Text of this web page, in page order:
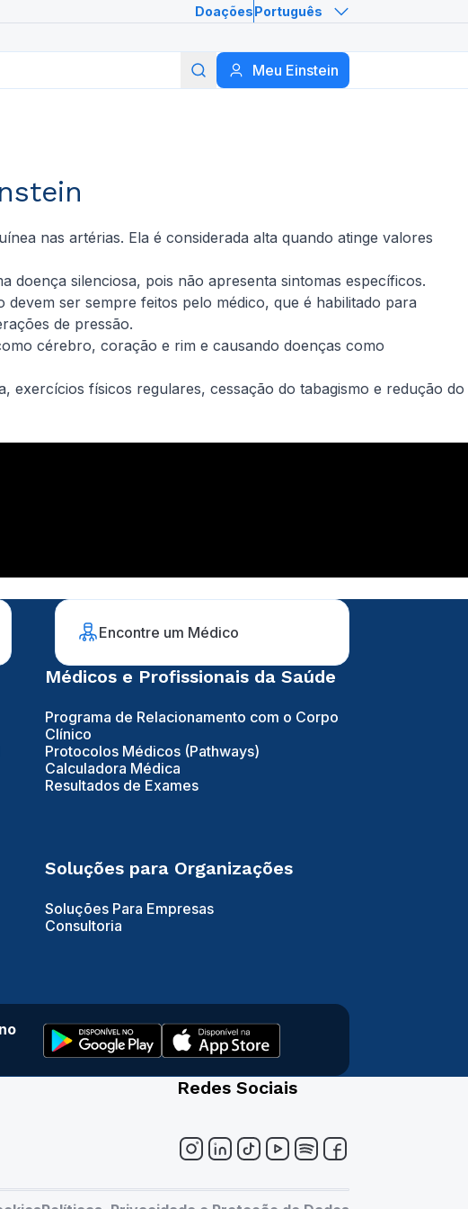
DoaçõesPortuguês
Meu Einstein
Buscar
nas artérias. Ela é considerada alta quando atinge valores
doença silenciosa, pois não apresenta sintomas específicos.
ser sempre feitos pelo médico, que é habilitado para
de pressão.
cérebro, coração e rim e causando doenças como
exercícios físicos regulares, cessação do tabagismo e redução do
Encontre um Médico
Médicos e Profissionais da Saúde
Programa de Relacionamento com o Corpo
Clínico
Protocolos Médicos (Pathways)
Calculadora Médica
Resultados de Exames
Soluções para Organizações
Soluções Para Empresas
Consultoria
Redes Sociais